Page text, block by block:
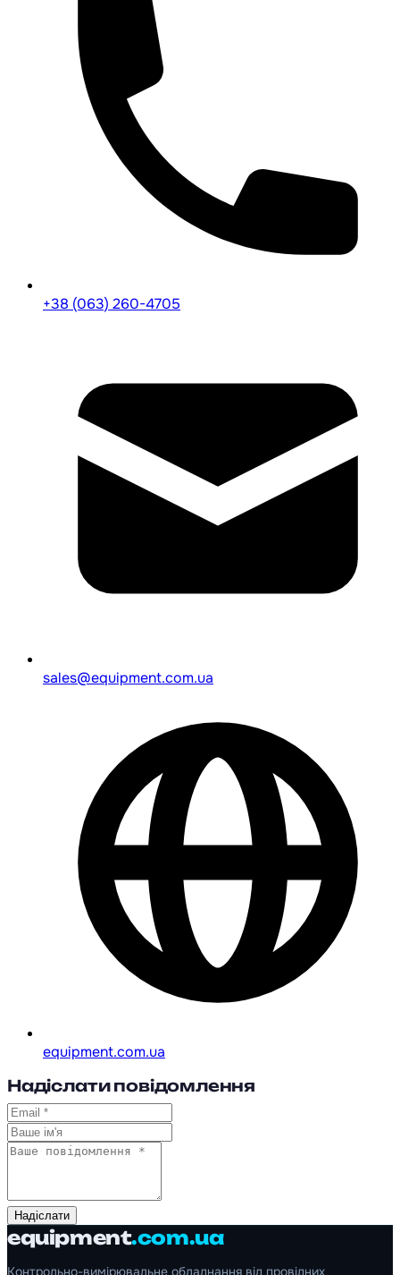
+38 (063) 260-4705
sales@equipment.com.ua
equipment.com.ua
Надіслати повідомлення
Надіслати
equipment.com.ua
Контрольно-вимірювальне обладнання від провідних